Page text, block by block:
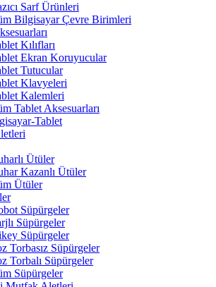
Sarf Ürünleri
Bilgisayar Çevre Birimleri
Kılıfları
Ekran Koruyucular
Tutucular
Klavyeleri
Kalemleri
Tablet Aksesuarları
Tablet
Ütüler
Kazanlı Ütüler
Ütüler
Süpürgeler
Süpürgeler
Süpürgeler
Torbasız Süpürgeler
Torbalı Süpürgeler
Süpürgeler